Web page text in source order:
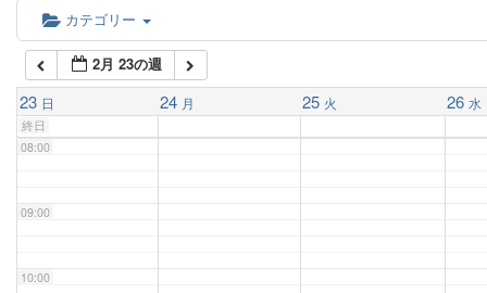
カテゴリー
2月 23の週
23 日 24 月 25 火 26 水
終日
06:00
07:00
08:00
09:00
10:00